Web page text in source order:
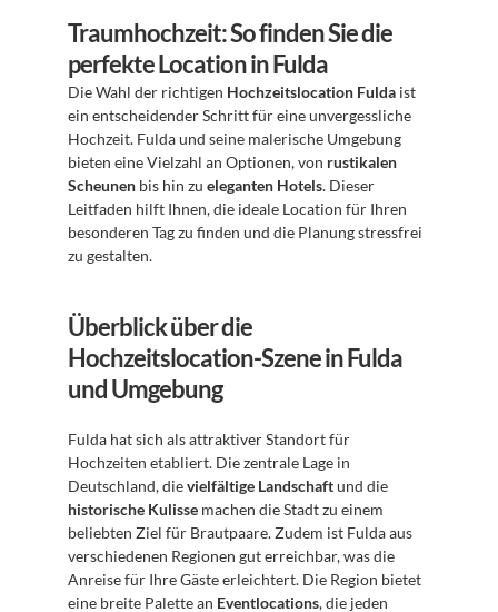
Traumhochzeit: So finden Sie die
perfekte Location in Fulda
Die Wahl der richtigen Hochzeitslocation Fulda ist
ein entscheidender Schritt für eine unvergessliche
Hochzeit. Fulda und seine malerische Umgebung
bieten eine Vielzahl an Optionen, von rustikalen
Scheunen bis hin zu eleganten Hotels. Dieser
Leitfaden hilft Ihnen, die ideale Location für Ihren
besonderen Tag zu finden und die Planung stressfrei
zu gestalten.
Überblick über die
Hochzeitslocation-Szene in Fulda
und Umgebung
Fulda hat sich als attraktiver Standort für
Hochzeiten etabliert. Die zentrale Lage in
Deutschland, die vielfältige Landschaft
historische Kulisse machen die Stadt zu einem
beliebten Ziel für Brautpaare. Zudem ist Fulda aus
verschiedenen Regionen gut erreichbar, was die
Anreise für Ihre Gäste erleichtert. Die Region bietet
eine breite Palette an Eventlocations, die jeden